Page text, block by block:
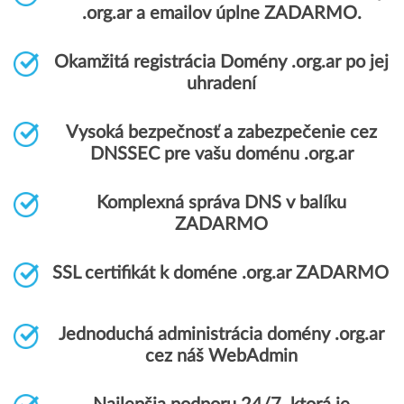
.org.ar a emailov úplne ZADARMO.
Okamžitá registrácia Domény .org.ar po jej
uhradení
Vysoká bezpečnosť a zabezpečenie cez
DNSSEC pre vašu doménu .org.ar
Komplexná správa DNS v balíku
ZADARMO
SSL certifikát k doméne .org.ar ZADARMO
Jednoduchá administrácia domény .org.ar
cez náš WebAdmin